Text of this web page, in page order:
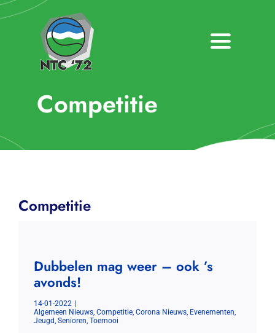
Ga
naar
Toggle
Over NTC ’72
Bardienst
Contact
Zoeken
Competitie
Competitie
Dubbelen mag weer – ook ’s
avonds!
14-01-2022
Algemeen Nieuws, Competitie, Corona Nieuws, Evenementen,
Jeugd, Senioren, Toernooi